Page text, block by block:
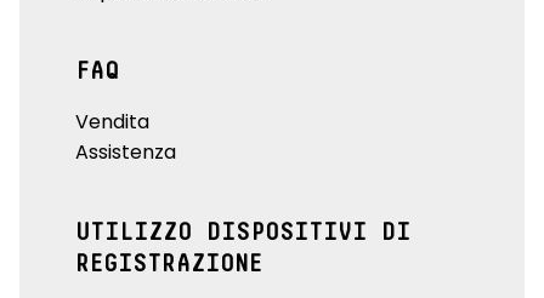
FAQ
Vendita
Assistenza
UTILIZZO DISPOSITIVI DI
REGISTRAZIONE